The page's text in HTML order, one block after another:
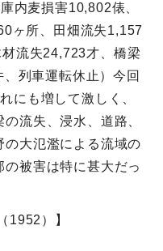
内麦損害10,802俵、
ヶ所、田畑流失1,157
流失24,723才、橋梁
列車運転休止）今回
にも増して激しく、
流失、浸水、道路、
大氾濫による流域の
被害は特に甚大だっ
1952）】